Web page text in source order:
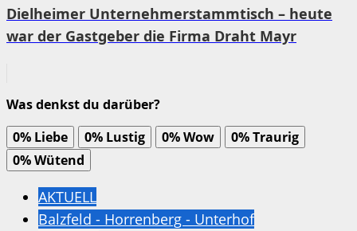
Dielheimer Unternehmerstammtisch – heute
war der Gastgeber die Firma Draht Mayr
Was denkst du darüber?
0% Liebe 0% Lustig 0%Wow 0%Traurig
0%Wütend
AKTUELL
Balzfeld - Horrenberg - Unterhof